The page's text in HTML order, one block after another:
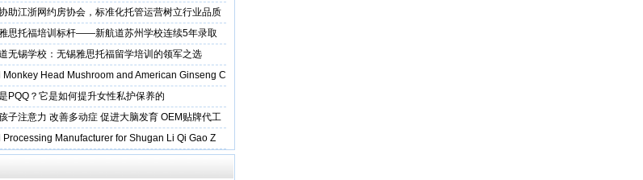
看完这篇再开工
助江浙网约房协会，标准化托管运营树立行业品质
思托福培训标杆——新航道苏州学校连续5年录取
无锡学校：无锡雅思托福留学培训的领军之选
Monkey Head Mushroom and American Ginseng C
PQQ？它是如何提升女性私护保养的
子注意力 改善多动症 促进大脑发育 OEM贴牌代工
Processing Manufacturer for Shugan Li Qi Gao Z